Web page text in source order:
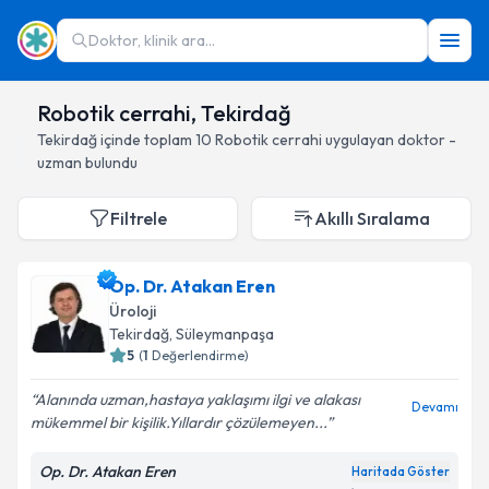
Doktor, klinik ara...
Robotik cerrahi, Tekirdağ
Tekirdağiçinde toplam 10 Robotik cerrahi uygulayan doktor -
uzman bulundu
Filtrele Akıllı Sıralama
Op. Dr. Atakan Eren
Üroloji
Tekirdağ, Süleymanpaşa
5 (1 Değerlendirme)
Alanında uzman,hastaya yaklaşımı ilgi ve alakası
mükemmel bir kişilik.Yıllardır çözülemeyen...
Devamı
Op. Dr. Atakan Eren Haritada Göster